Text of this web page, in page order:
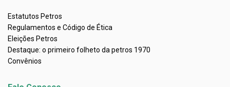
Estatutos Petros
Regulamentos e Código de Ética
Eleições Petros
Destaque: o primeiro folheto da petros 1970
Convênios